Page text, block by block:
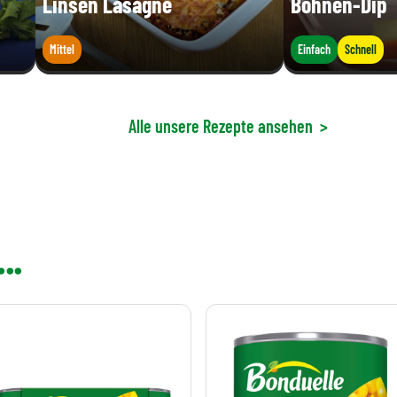
Mittel Einfach Schnell
Alle unsere Rezepte ansehen >